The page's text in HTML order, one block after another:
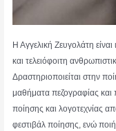
Η Αγγελική Ζευγολάτη
και τελειόφοιτη
Δραστηριοποιείται στην
μαθήματα πεζογραφίας και
ποίησης και λογοτεχνίας
φεστιβάλ ποίησης, ενώ